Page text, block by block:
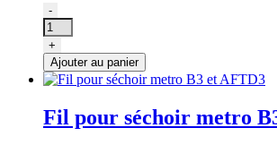
quantité
de
Fil
pour
séchoir
Double
2000
-
+
Ajouter au panier
Fil pour séchoir metro